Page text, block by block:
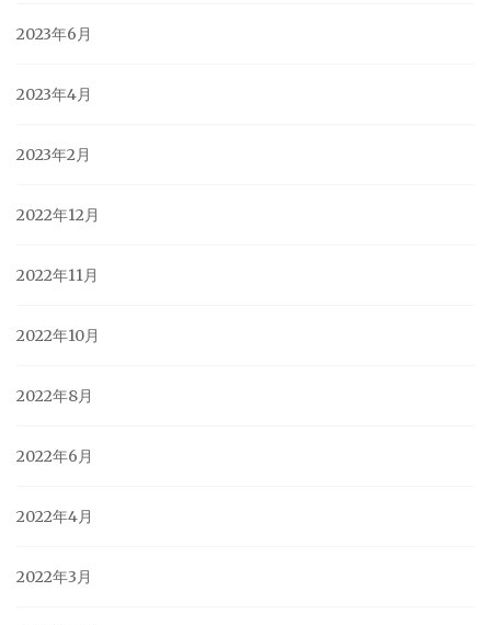
2023年6月
2023年4月
2023年2月
2022年12月
2022年11月
2022年10月
2022年8月
2022年6月
2022年4月
2022年3月